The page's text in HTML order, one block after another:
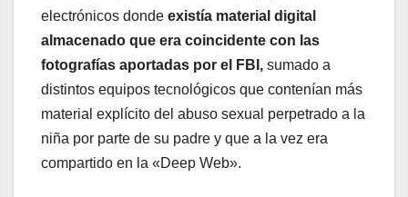
electrónicos donde existía material digital
almacenado que era coincidente con las
fotografías aportadas por el FBI, sumado a
distintos equipos tecnológicos que contenían más
material explícito del abuso sexual perpetrado a la
niña por parte de su padre y que a la vez era
compartido en la «Deep Web».